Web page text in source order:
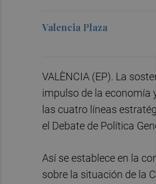
Valencia Plaza
VALÈNCIA (EP). La
impulso de la economía
las cuatro líneas
el Debate de Política
Así se establece en la
sobre la situación de la